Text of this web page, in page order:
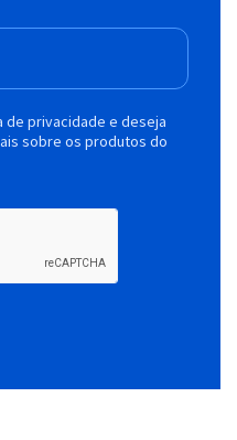
de privacidade e deseja
sobre os produtos do